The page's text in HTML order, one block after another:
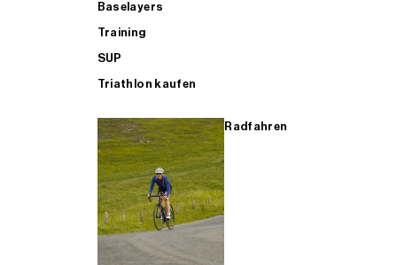
Baselayers
Training
SUP
Triathlon kaufen
Radfahren